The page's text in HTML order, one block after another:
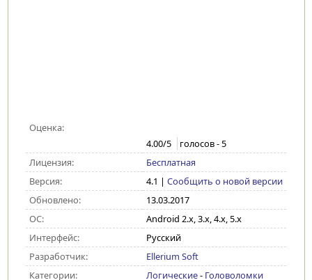
Оценка:
4.00/5 голосов -5
Лицензия:
Бесплатная
Версия:
4.1 | Сообщить о новой версии
Обновлено:
13.03.2017
ОС:
Android 2.x, 3.x, 4.x, 5.x
Интерфейс:
Русский
Разработчик:
Ellerium Soft
Категории:
Логические- Головоломки